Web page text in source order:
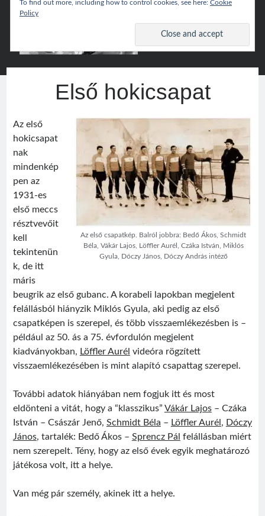
Wiki
open
Sidebar
Népszerű
Csíki Hoki Wiki
Google Translate
To find out more, including how to control cookies, see here: Cookie
Policy
egy székely nagyközség múltjából
Sofian Iosif
Texe István
Román válogatott 1987
Román válogatott 2007
Első hokicsapat
Az első csapatkép. Balról jobbra: Bedő Ákos, Schmidt
Béla, Vákár Lajos, Löffler Aurél, Czáka István, Miklós
Gyula, Dóczy János, Dóczy András intéző
Az első
hokicsapat
nak
mindenkép
pen az
1931-es
első meccs
résztvevőit
kell
tekintenün
k, de itt
máris
beugrik az első gubanc. A korabeli lapokban megjelent
felállásból hiányzik Miklós Gyula, aki pedig az első
csapatképen is szerepel, és több visszaemlékezésben is –
például az 50. ás a 75. évfordulón megjelent
kiadványokban, Löffler Aurél videóra rögzített
visszaemlékezésében is mint alapító csapattag szerepel.
További adatok hiányában nem fogjuk itt és most
eldönteni a vitát, hogy a “klasszikus” Vákár Lajos– Czáka
István – Császár Jenő, Schmidt Béla – Löffler Aurél , Dóczy
János, tartalék: Bedő Ákos – Sprencz Pál felállásban miért
nem szerepelt. Tény, hogy az első évek egyik meghatározó
játékosa volt, itt a helye.
Van még pár személy, akinek itt a helye.